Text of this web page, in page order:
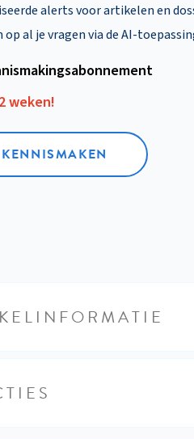
alerts voor artikelen en
al je vragen via de AI-
weken!